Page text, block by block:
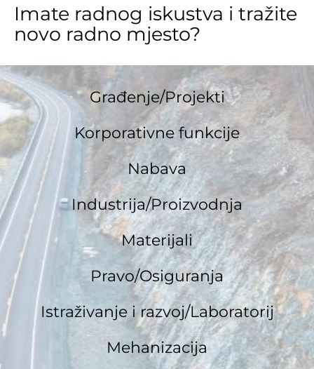
Imate radnog iskustva i tražite
novo radno mjesto?
Građenje/Projekti
Korporativne funkcije
Nabava
Industrija/Proizvodnja
Materijali
Pravo/Osiguranja
Istraživanje i razvoj/Laboratorij
Mehanizacija